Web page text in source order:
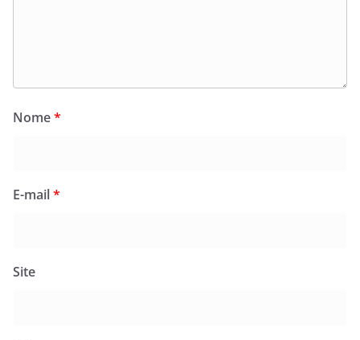
Nome*
E-mail*
Site